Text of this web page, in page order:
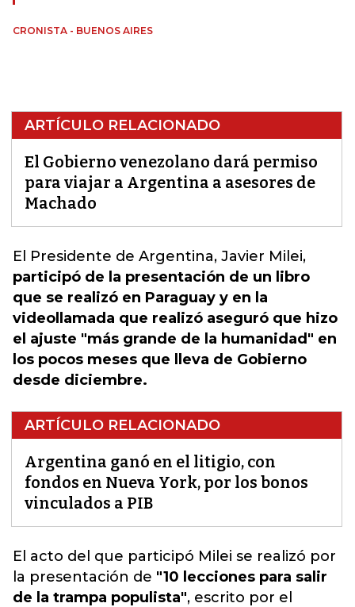
CRONISTA - BUENOS AIRES
ARTÍCULO RELACIONADO
El Gobierno venezolano dará permiso
para viajar a Argentina a asesores de
Machado
El Presidente de Argentina, Javier Milei,
participó de la presentación de un libro
que se realizó en Paraguay y en la
videollamada que realizó aseguró que hizo
el ajuste "más grande de la humanidad" en
los pocos meses que lleva de Gobierno
desde diciembre.
ARTÍCULO RELACIONADO
Argentina ganó en el litigio, con
fondos en Nueva York, por los bonos
vinculados a PIB
El acto del que participó Milei se realizó por
la presentación de "10 lecciones para salir
de la trampa populista", escrito por el